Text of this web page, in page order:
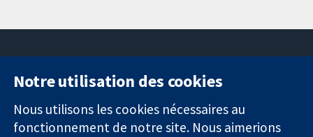
Des données
probantes.
11-13 Cavendish
Square
Londres
nous
Actualités
Notre utilisation des cookies
Nous utilisons les cookies nécessaires au
fonctionnement de notre site. Nous aimerions